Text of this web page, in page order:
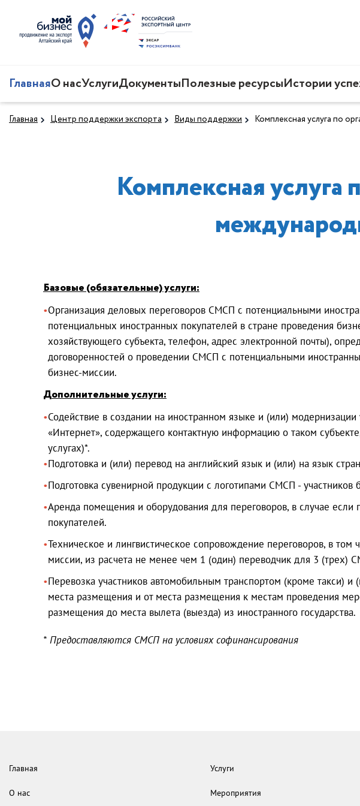
ГлавнаяО насУслугиДокументыПолезные ресурсыИстории
Главная Центр поддержки экспорта Виды поддержки Комплексная услуга по
Комплексная
Базовые (обязательные) услуги:
Организация деловых переговоров СМСП с потенциальными
потенциальных иностранных покупателей в стране проведения
хозяйствующего субъекта, телефон, адрес электронной почты),
договоренностей о проведении СМСП с потенциальными
бизнес-миссии.
Дополнительные услуги:
Содействие в создании на иностранном языке и (или)
«Интернет», содержащего контактную информацию о таком
услугах)*.
Подготовка и (или) перевод на английский язык и (или) на язык
Подготовка сувенирной продукции с логотипами СМСП -
Аренда помещения и оборудования для переговоров, в случае
покупателей.
Техническое и лингвистическое сопровождение переговоров, в
миссии, из расчета не менее чем 1 (один) переводчик для 3 (трех)
Перевозка участников автомобильным транспортом (кроме такси)
места размещения и от места размещения к местам проведения
размещения до места вылета (выезда) из иностранного государства.
* Предоставляются СМСП на условиях софинансирования
Главная
О нас
Услуги
Мероприятия